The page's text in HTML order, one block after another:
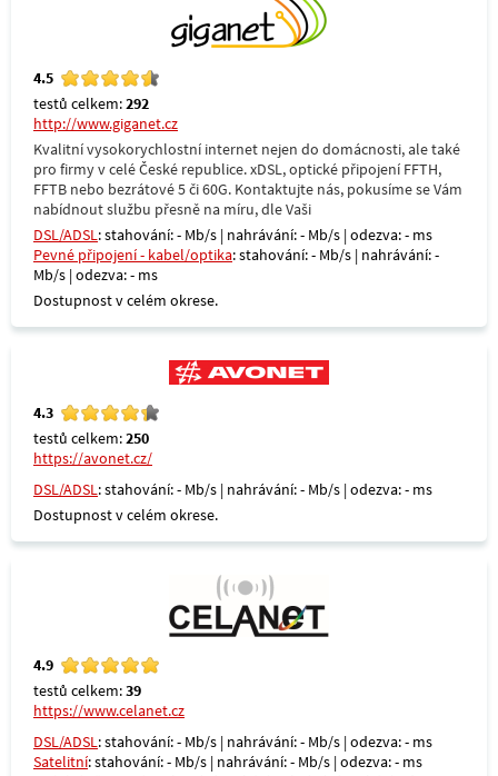
4.5
testů celkem:292
http://www.giganet.cz
Kvalitní vysokorychlostní internet nejen do domácnosti, ale také
pro firmy v celé České republice. xDSL, optické připojení FFTH,
FFTB nebo bezrátové 5 či 60G. Kontaktujte nás, pokusíme se Vám
nabídnout službu přesně na míru, dle Vaši
DSL/ADSL: stahování: - Mb/s | nahrávání: - Mb/s | odezva: - ms
Pevné připojení - kabel/optika: stahování: - Mb/s | nahrávání: -
Mb/s | odezva: - ms
Dostupnost v celém okrese.
4.3
testů celkem:250
https://avonet.cz/
DSL/ADSL: stahování: - Mb/s | nahrávání: - Mb/s | odezva: - ms
Dostupnost v celém okrese.
4.9
testů celkem:39
https://www.celanet.cz
DSL/ADSL: stahování: - Mb/s | nahrávání: - Mb/s | odezva: - ms
Satelitní: stahování: - Mb/s | nahrávání: - Mb/s | odezva: - ms